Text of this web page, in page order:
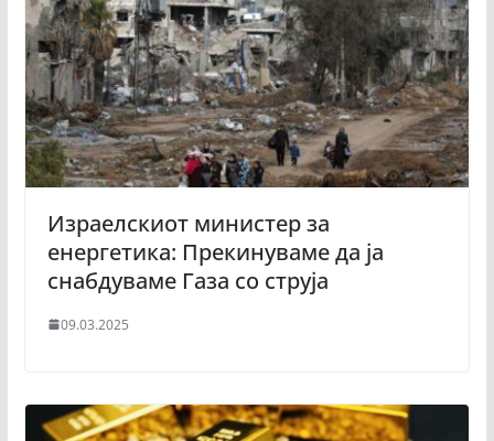
Израелскиот министер за
енергетика: Прекинуваме да ја
снабдуваме Газа со струја
09.03.2025